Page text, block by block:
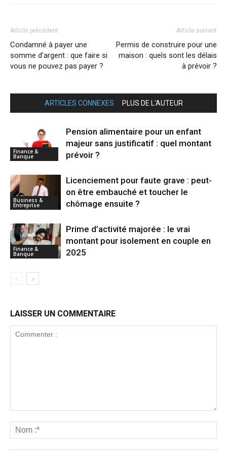
Article précédent
Condamné à payer une
somme d’argent : que faire si
vous ne pouvez pas payer ?
Article suivant
Permis de construire pour une
maison : quels sont les délais
à prévoir ?
ARTICLES CONNEXES PLUS DE L'AUTEUR
Finance &
Banque
Pension alimentaire pour un enfant
majeur sans justificatif : quel montant
prévoir ?
Business &
Entreprise
Licenciement pour faute grave : peut-
on être embauché et toucher le
chômage ensuite ?
Finance &
Banque
Prime d’activité majorée : le vrai
montant pour isolement en couple en
2025
LAISSER UN COMMENTAIRE